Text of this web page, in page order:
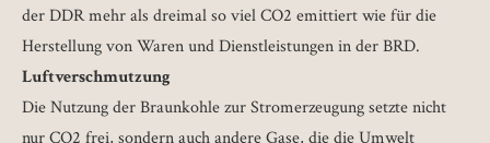
der DDR mehr als dreimal so viel CO2 emittiert wie für die
Herstellung von Waren und Dienstleistungen in der BRD.
Luftverschmutzung
Die Nutzung der Braunkohle zur Stromerzeugung setzte nicht
nur CO2 frei, sondern auch andere Gase, die die Umwelt